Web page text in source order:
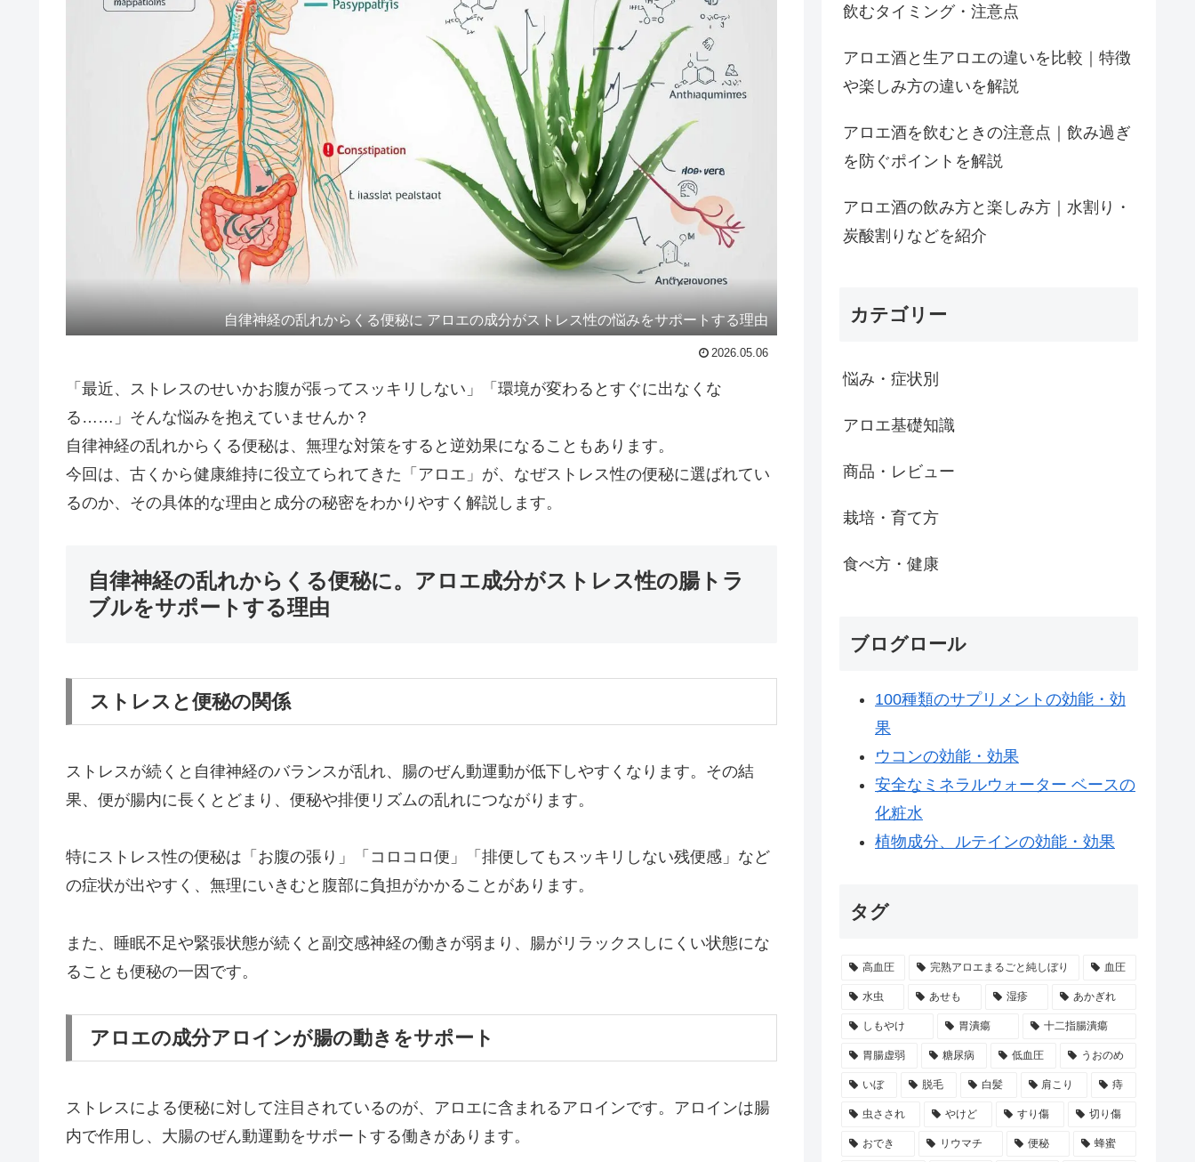
自律神経の乱れからくる便秘に アロエの成分がストレス性の悩みをサポートする理由
2026.05.06
「最近、ストレスのせいかお腹が張ってスッキリしない」「環境が変わるとすぐに出なくな
る……」そんな悩みを抱えていませんか？
自律神経の乱れからくる便秘は、無理な対策をすると逆効果になることもあります。
今回は、古くから健康維持に役立てられてきた「アロエ」が、なぜストレス性の便秘に選ばれてい
るのか、その具体的な理由と成分の秘密をわかりやすく解説します。
自律神経の乱れからくる便秘に。アロエ成分がストレス性の腸トラ
ブルをサポートする理由
ストレスと便秘の関係
ストレスが続くと自律神経のバランスが乱れ、腸のぜん動運動が低下しやすくなります。その結
果、便が腸内に長くとどまり、便秘や排便リズムの乱れにつながります。
特にストレス性の便秘は「お腹の張り」「コロコロ便」「排便してもスッキリしない残便感」など
の症状が出やすく、無理にいきむと腹部に負担がかかることがあります。
また、睡眠不足や緊張状態が続くと副交感神経の働きが弱まり、腸がリラックスしにくい状態にな
ることも便秘の一因です。
アロエの成分アロインが腸の動きをサポート
ストレスによる便秘に対して注目されているのが、アロエに含まれるアロインです。アロインは腸
内で作用し、大腸のぜん動運動をサポートする働きがあります。
飲むタイミング・注意点
アロエ酒と生アロエの違いを比較｜特徴
や楽しみ方の違いを解説
アロエ酒を飲むときの注意点｜飲み過ぎ
を防ぐポイントを解説
アロエ酒の飲み方と楽しみ方｜水割り・
炭酸割りなどを紹介
カテゴリー
悩み・症状別
アロエ基礎知識
商品・レビュー
栽培・育て方
食べ方・健康
ブログロール
100種類のサプリメントの効能・効
果
ウコンの効能・効果
安全なミネラルウォーター ベースの
化粧水
植物成分、ルテインの効能・効果
タグ
高血圧 完熟アロエまるごと純しぼり 血圧
水虫 あせも 湿疹 あかぎれ
しもやけ 胃潰瘍 十二指腸潰瘍
胃腸虚弱 糖尿病 低血圧 うおのめ
いぼ 脱毛 白髪 肩こり 痔
虫さされ やけど すり傷 切り傷
おでき リウマチ 便秘 蜂蜜